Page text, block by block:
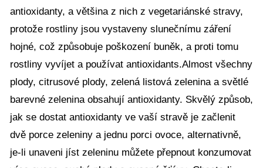
antioxidanty, a většina z nich z vegetariánské stravy,
protože rostliny jsou vystaveny slunečnímu záření
hojné, což způsobuje poškození buněk, a proti tomu
rostliny vyvíjet a používat antioxidants.Almost všechny
plody, citrusové plody, zelená listová zelenina a světlé
barevné zelenina obsahují antioxidanty. Skvělý způsob,
jak se dostat antioxidanty ve vaší stravě je začlenit
dvě porce zeleniny a jednu porci ovoce, alternativně,
je-li unaveni jíst zeleninu můžete přepnout konzumovat